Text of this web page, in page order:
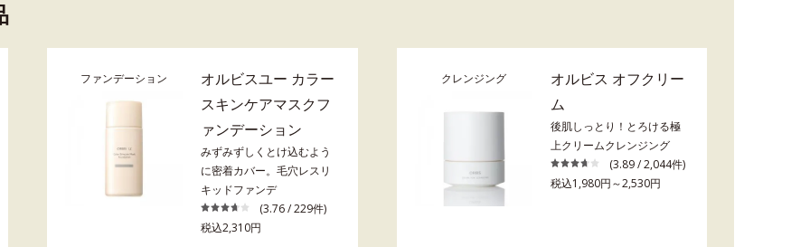
ファンデーション
オルビスユー カラー
スキンケアマスクフ
ァンデーション
みずみずしくとけ込むよう
に密着カバー。毛穴レスリ
キッドファンデ
(3.76 / 229件)
税込2,310円
クレンジング
オルビス オフクリー
ム
後肌しっとり！とろける極
上クリームクレンジング
(3.89 / 2,044件)
税込1,980円～2,530円